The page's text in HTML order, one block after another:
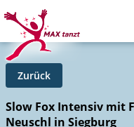
Zurück
Slow Fox Intensiv mit
Neuschl in Siegburg